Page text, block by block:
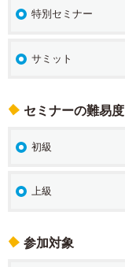
特別セミナー
サミット
セミナーの難易度
初級
上級
参加対象